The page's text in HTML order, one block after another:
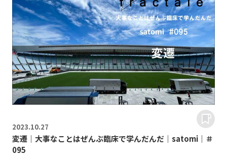
2023.10.27
変遷｜大事なことはぜんぶ臨床で学んだんだ｜satomi｜＃
095